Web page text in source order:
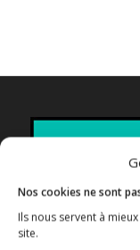
Nos cookies ne sont
Ils nous servent à
site.